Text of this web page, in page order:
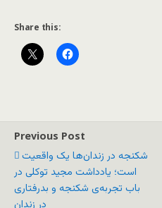
Share this:
Previous Post
شکنجه در زندان‌ها یک واقعیت
است؛ یادداشت مجید توکلی در
باب تجربه‌ی شکنجه و بدرفتاری